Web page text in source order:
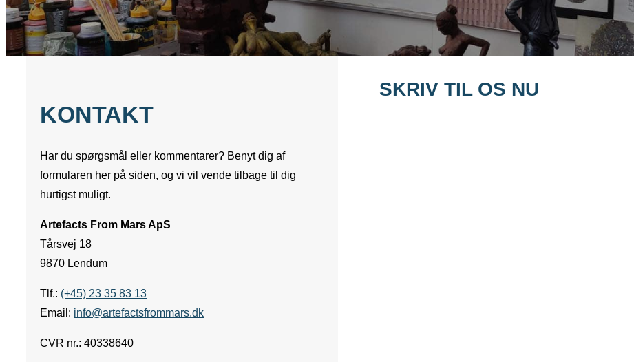
KONTAKT
Har du spørgsmål eller kommentarer? Benyt dig af
formularen her på siden, og vi vil vende tilbage til dig
hurtigst muligt.
Artefacts From Mars ApS
Tårsvej 18
9870 Lendum
Tlf.: (+45) 23 35 83 13
Email: info@artefactsfrommars.dk
CVR nr.: 40338640
SKRIV TIL OS NU